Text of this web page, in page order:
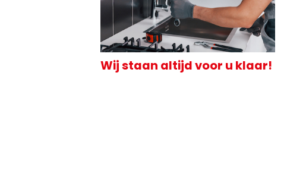
Wij staan altijd voor u klaar!